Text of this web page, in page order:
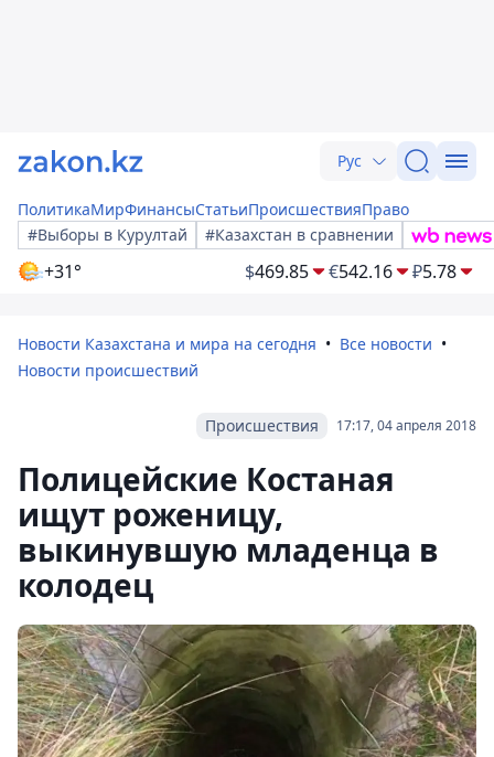
Рус
ПолитикаМирФинансыСтатьиПроисшествияПраво
#Выборы в Курултай
#Казахстан в сравнении
+31° $469.85 €542.16 ₽5.78
Новости Казахстана и мира на сегодня
Все новости
Новости происшествий
17:17, 04 апреля 2018
Происшествия
Полицейские Костаная
ищут роженицу,
выкинувшую младенца в
колодец